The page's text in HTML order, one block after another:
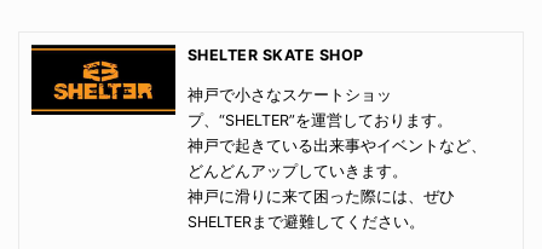
SHELTER SKATE SHOP
神戸で小さなスケートショッ
プ、“SHELTER”を運営しております。
神戸で起きている出来事やイベントなど、
どんどんアップしていきます。
神戸に滑りに来て困った際には、ぜひ
SHELTERまで避難してください。